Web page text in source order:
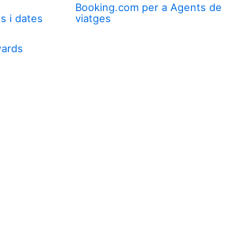
i dates
Booking.com per a Agents de
viatges